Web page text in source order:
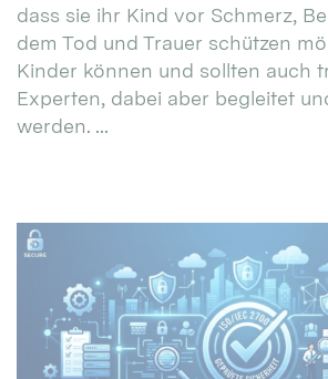
dass sie ihr Kind vor Schmerz,
dem Tod und Trauer schützen
Kinder können und sollten auch
Experten, dabei aber begleitet
werden. ...